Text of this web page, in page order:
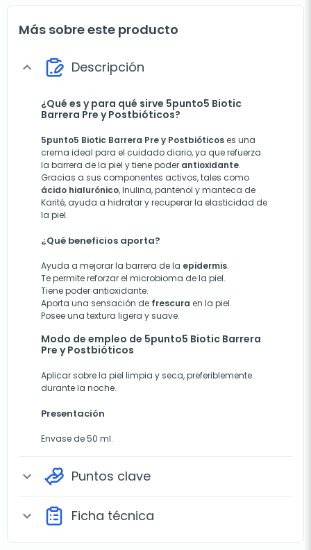
Más sobre este producto
expand_more Descripción
¿Qué es y para qué sirve 5punto5 Biotic
Barrera Pre y Postbióticos?
5punto5 Biotic Barrera Pre y Postbióticoses una
crema ideal para el cuidado diario, ya que refuerza
la barrera de la piel y tiene poder antioxidante.
Gracias a sus componentes activos, tales como
ácido hialurónico, Inulina, pantenol y manteca de
Karité, ayuda a hidratar y recuperar la elasticidad de
la piel.
¿Qué beneficios aporta?
Ayuda a mejorar la barrera de la epidermis.
Te permite reforzar el microbioma de la piel.
Tiene poder antioxidante.
Aporta una sensación de frescura en la piel.
Posee una textura ligera y suave.
Modo de empleo de 5punto5 Biotic Barrera
Pre y Postbióticos
Aplicar sobre la piel limpia y seca, preferiblemente
durante la noche.
Presentación
Envase de 50 ml.
expand_more Puntos clave
expand_more Ficha técnica